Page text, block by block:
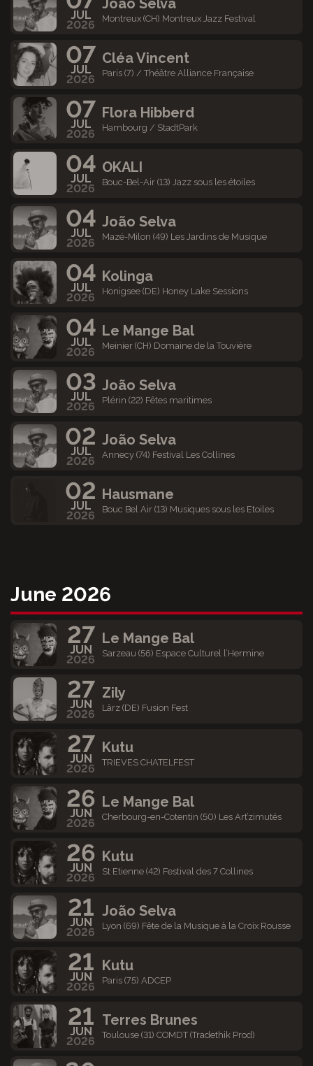
JUL
2026 Montreux (CH) Montreux Jazz Festival
07
JUL
2026
Cléa Vincent
Paris (7) / Théâtre Alliance Française
07
JUL
2026
Flora Hibberd
Hambourg / StadtPark
04
JUL
2026
OKALI
Bouc-Bel-Air (13) Jazz sous les étoiles
04
JUL
2026
João Selva
Mazé-Milon (49) Les Jardins de Musique
04
JUL
2026
Kolinga
Honigsee (DE) Honey Lake Sessions
04
JUL
2026
Le Mange Bal
Meinier (CH) Domaine de la Touvière
03
JUL
2026
João Selva
Plérin (22) Fêtes maritimes
02
JUL
2026
João Selva
Annecy (74) Festival Les Collines
02
JUL
2026
Hausmane
Bouc Bel Air (13) Musiques sous les Etoiles
June 2026
27
JUN
2026
Le Mange Bal
Sarzeau (56) Espace Culturel l’Hermine
27
JUN
2026
Zily
Lärz (DE) Fusion Fest
27
JUN
2026
Kutu
TRIEVES CHATELFEST
26
JUN
2026
Le Mange Bal
Cherbourg-en-Cotentin (50) Les Art’zimutés
26
JUN
2026
Kutu
St Etienne (42) Festival des 7 Collines
21
JUN
2026
João Selva
Lyon (69) Fête de la Musique à la Croix Rousse
21
JUN
2026
Kutu
Paris (75) ADCEP
21
JUN
2026
Terres Brunes
Toulouse (31) COMDT (Tradethik Prod)